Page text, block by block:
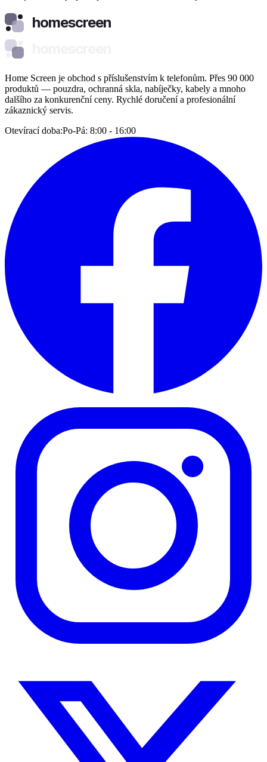
homescreen
Home Screen je obchod s příslušenstvím k telefonům. Přes 90 000
produktů — pouzdra, ochranná skla, nabíječky, kabely a mnoho
dalšího za konkurenční ceny. Rychlé doručení a profesionální
zákaznický servis.
Otevírací doba:Po-Pá: 8:00 - 16:00